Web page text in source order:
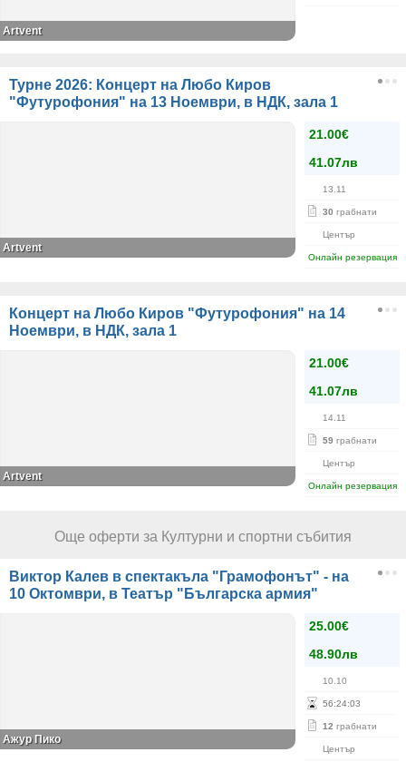
Artvent
Турне 2026: Концерт на Любо Киров
"Футурофония" на 13 Ноември, в НДК, зала 1
21.00€
41.07лв
13.11
30 грабнати
Център
Онлайн резервация
Artvent
Концерт на Любо Киров "Футурофония" на 14
Ноември, в НДК, зала 1
21.00€
41.07лв
14.11
59 грабнати
Център
Онлайн резервация
Artvent
Още оферти за Културни и спортни събития
Виктор Калев в спектакъла "Грамофонът" - на
10 Октомври, в Театър "Българска армия"
25.00€
48.90лв
10.10
56:24:03
12 грабнати
Център
Ажур Пико